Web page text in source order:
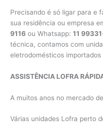
Precisando é só ligar para e
sua residência ou empresa
9116 ou Whatsapp:11
técnica, contamos com
eletrodomésticos importados
ASSISTÊNCIA LOFRA
A muitos anos no mercado
Várias unidades Lofra perto